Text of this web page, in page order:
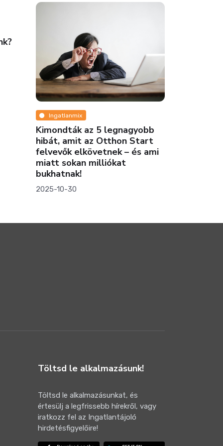
Ingatlanmix
Kimondták az 5 legnagyobb
hibát, amit az Otthon Start
felvevők elkövetnek – és ami
miatt sokan milliókat
bukhatnak!
2025-10-30
Töltsd le alkalmazásunk!
Töltsd le alkalmazásunkat, és
értesülj a legfrissebb hírekről, vagy
iratkozz fel az Ingatlantájoló
hirdetésfigyelőire!